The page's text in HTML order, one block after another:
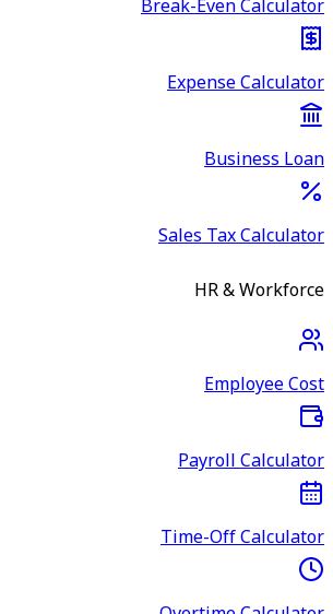
Expense Calculator
Business Loan
Sales Tax Calculator
HR & Workforce
Employee Cost
Payroll Calculator
Time-Off Calculator